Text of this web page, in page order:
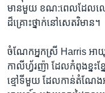
មាន​មួយ ខណ:​ពេល​ដែល​លោ
ដ៏គ្រោះថ្នាក់​នៅ​សេតវិមាន។
ចំណែក​អ្នកស្រី Harris អាយុ ៥
កាលីហ្វ័រញ៉ា​ ដែល​កំពុង​ខ្នះ​ខ្
ខ្មៅ​ទី​មួយ​ ​ដែល​កាន់តំណែង​អ